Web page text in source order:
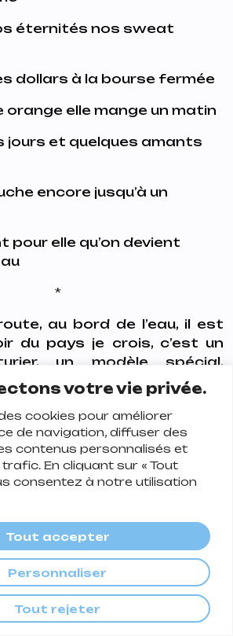
votre vie privée.
cookies pour améliorer
de navigation, diffuser des
contenus personnalisés et
En cliquant sur « Tout
consentez à notre utilisation
Personnaliser
Tout rejeter
Tout accepter
éternités nos sweat
dollars à la bourse fermée
orange elle mange un matin
jours et quelques amants
encore jusqu’à un
pour elle qu’on devient
*
au bord de l’eau, il est
du pays je crois, c’est un
un modèle spécial,
J’ai remarqué une
les barques. Je ne sais pas
J’ai décidé d’apprendre
Un peu à la dérive dans la
des canards se moquent
Je pense que je suis
mon épée-bout-de-bois.
immense. Je rame. Je dis
Pas grand chose.
pas bougé. Les jeunes qui
regrettent et se disent
terminé et que maintenant